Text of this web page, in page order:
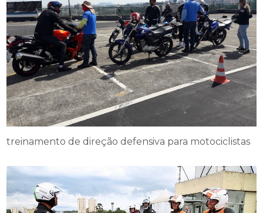
treinamento de direção defensiva para motociclistas